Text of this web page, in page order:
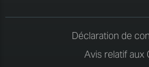
Déclaration de
Avis relatif aux